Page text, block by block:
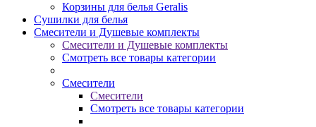
Корзины для белья Geralis
Сушилки для белья
Смесители и Душевые комплекты
Смесители и Душевые комплекты
Смотреть все товары категории
Смесители
Смесители
Смотреть все товары категории